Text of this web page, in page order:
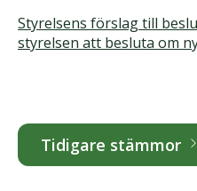
Styrelsens förslag till
styrelsen att besluta om
Tidigare stämmor